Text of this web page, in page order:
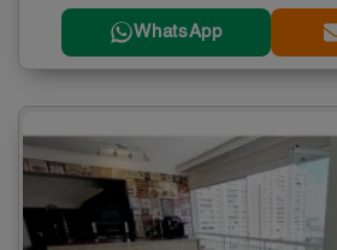
WhatsApp